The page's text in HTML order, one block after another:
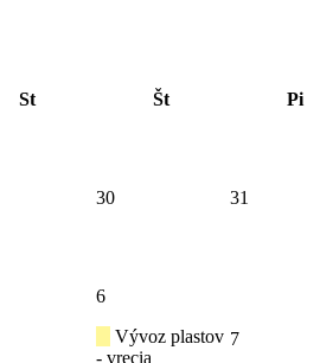
St Št Pi
30 31
6
Vývoz plastov
- vrecia
7